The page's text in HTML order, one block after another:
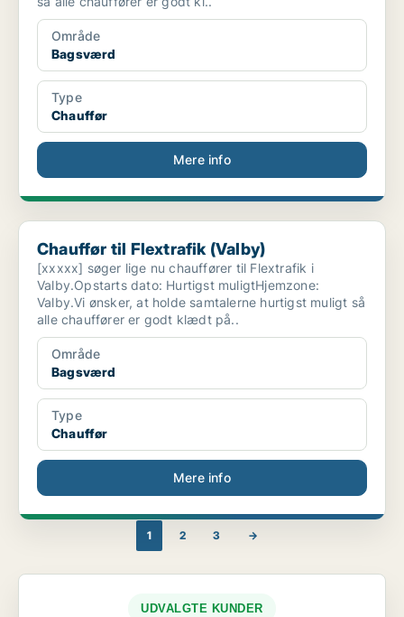
Område
Bagsværd
Type
Chauffør
Mere info
Chauffør til Flextrafik (Valby)
Chauffør til Flextrafik (Valby)
[xxxxx] søger lige nu chauffører til Flextrafik i
Valby.Opstarts dato: Hurtigst muligtHjemzone:
Valby.Vi ønsker, at holde samtalerne hurtigst muligt så
alle chauffører er godt klædt på..
Område
Bagsværd
Type
Chauffør
Mere info
1 2 3 →
UDVALGTE KUNDER